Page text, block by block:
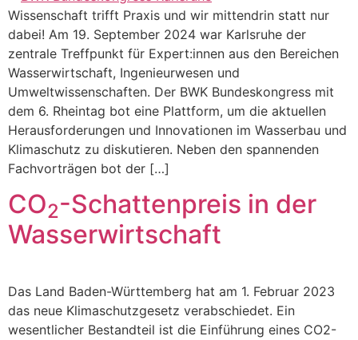
Wissenschaft trifft Praxis und wir mittendrin statt nur
dabei! Am 19. September 2024 war Karlsruhe der
zentrale Treffpunkt für Expert:innen aus den Bereichen
Wasserwirtschaft, Ingenieurwesen und
Umweltwissenschaften. Der BWK Bundeskongress mit
dem 6. Rheintag bot eine Plattform, um die aktuellen
Herausforderungen und Innovationen im Wasserbau und
Klimaschutz zu diskutieren. Neben den spannenden
Fachvorträgen bot der […]
CO2-Schattenpreis in der
Wasserwirtschaft
Das Land Baden-Württemberg hat am 1. Februar 2023
das neue Klimaschutzgesetz verabschiedet. Ein
wesentlicher Bestandteil ist die Einführung eines CO2-